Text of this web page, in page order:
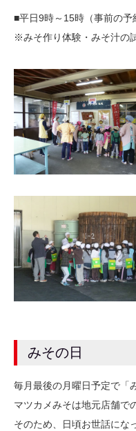
■平日9時～15時（事前の予
※みそ作り体験・みそ汁の
みその日
毎月最後の月曜日予定で「
マツカメみそは地元店舗で
そのため、日頃お世話にな